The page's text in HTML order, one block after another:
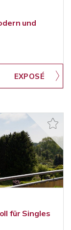
und
für Singles